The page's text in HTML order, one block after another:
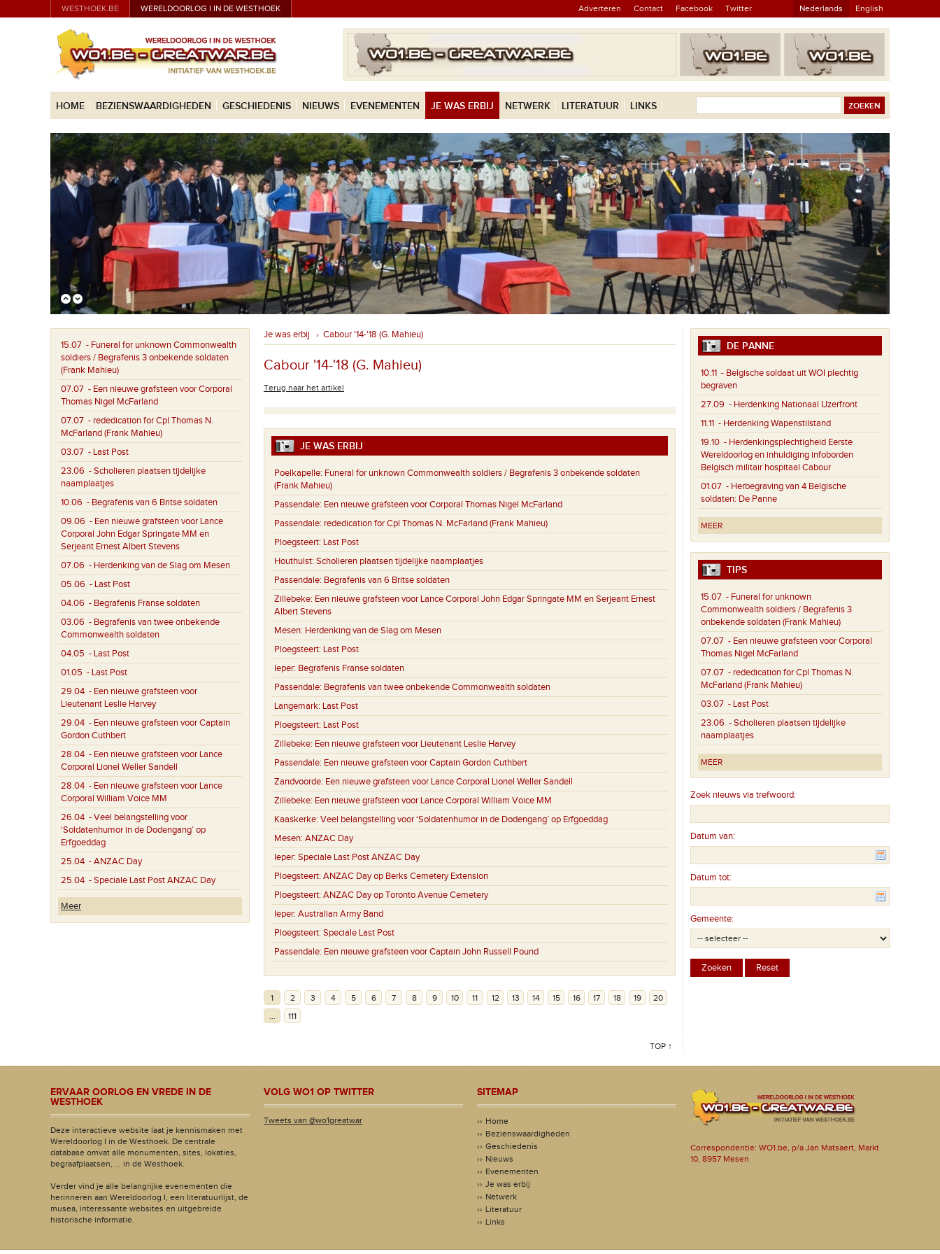
WESTHOEK.BE WERELDOORLOG I IN DE WESTHOEK Adverteren Contact Facebook Twitter Nederlands English
HOME BEZIENSWAARDIGHEDEN GESCHIEDENIS NIEUWS EVENEMENTEN JE WAS ERBIJ NETWERK LITERATUUR LINKS
15.07 - Funeral for unknown Commonwealth
soldiers / Begrafenis 3 onbekende soldaten
(Frank Mahieu)
07.07 - Een nieuwe grafsteen voor Corporal
Thomas Nigel McFarland
07.07 - rededication for Cpl Thomas N.
McFarland (Frank Mahieu)
03.07 - Last Post
23.06 - Scholieren plaatsen tijdelijke
naamplaatjes
10.06 - Begrafenis van 6 Britse soldaten
09.06 - Een nieuwe grafsteen voor Lance
Corporal John Edgar Springate MM en
Serjeant Ernest Albert Stevens
07.06 - Herdenking van de Slag om Mesen
05.06 - Last Post
04.06 - Begrafenis Franse soldaten
03.06 - Begrafenis van twee onbekende
Commonwealth soldaten
04.05 - Last Post
01.05 - Last Post
29.04 - Een nieuwe grafsteen voor
Lieutenant Leslie Harvey
29.04 - Een nieuwe grafsteen voor Captain
Gordon Cuthbert
28.04 - Een nieuwe grafsteen voor Lance
Corporal Lionel Weller Sandell
28.04 - Een nieuwe grafsteen voor Lance
Corporal William Voice MM
26.04 - Veel belangstelling voor
‘Soldatenhumor in de Dodengang’ op
Erfgoeddag
25.04 - ANZAC Day
25.04 - Speciale Last Post ANZAC Day
Meer
Je was erbij › Cabour '14-'18 (G. Mahieu)
Cabour '14-'18 (G. Mahieu)
Terug naar het artikel
JE WAS ERBIJ
Poelkapelle: Funeral for unknown Commonwealth soldiers / Begrafenis 3 onbekende soldaten
(Frank Mahieu)
Passendale: Een nieuwe grafsteen voor Corporal Thomas Nigel McFarland
Passendale: rededication for Cpl Thomas N. McFarland (Frank Mahieu)
Ploegsteert: Last Post
Houthulst: Scholieren plaatsen tijdelijke naamplaatjes
Passendale: Begrafenis van 6 Britse soldaten
Zillebeke: Een nieuwe grafsteen voor Lance Corporal John Edgar Springate MM en Serjeant Ernest
Albert Stevens
Mesen: Herdenking van de Slag om Mesen
Ploegsteert: Last Post
Ieper: Begrafenis Franse soldaten
Passendale: Begrafenis van twee onbekende Commonwealth soldaten
Langemark: Last Post
Ploegsteert: Last Post
Zillebeke: Een nieuwe grafsteen voor Lieutenant Leslie Harvey
Passendale: Een nieuwe grafsteen voor Captain Gordon Cuthbert
Zandvoorde: Een nieuwe grafsteen voor Lance Corporal Lionel Weller Sandell
Zillebeke: Een nieuwe grafsteen voor Lance Corporal William Voice MM
Kaaskerke: Veel belangstelling voor ‘Soldatenhumor in de Dodengang’ op Erfgoeddag
Mesen: ANZAC Day
Ieper: Speciale Last Post ANZAC Day
Ploegsteert: ANZAC Day op Berks Cemetery Extension
Ploegsteert: ANZAC Day op Toronto Avenue Cemetery
Ieper: Australian Army Band
Ploegsteert: Speciale Last Post
Passendale: Een nieuwe grafsteen voor Captain John Russell Pound
1 2 3 4 5 6 7 8 9 10 11 12 13 14 15 16 17 18 19
20
...
111
TOP ↑
DE PANNE
10.11 - Belgische soldaat uit WOI plechtig
begraven
27.09 - Herdenking Nationaal IJzerfront
11.11 - Herdenking Wapenstilstand
19.10 - Herdenkingsplechtigheid Eerste
Wereldoorlog en inhuldiging infoborden
Belgisch militair hospitaal Cabour
01.07 - Herbegraving van 4 Belgische
soldaten: De Panne
MEER
TIPS
15.07 - Funeral for unknown
Commonwealth soldiers / Begrafenis 3
onbekende soldaten (Frank Mahieu)
07.07 - Een nieuwe grafsteen voor Corporal
Thomas Nigel McFarland
07.07 - rededication for Cpl Thomas N.
McFarland (Frank Mahieu)
03.07 - Last Post
23.06 - Scholieren plaatsen tijdelijke
naamplaatjes
MEER
Zoek nieuws via trefwoord:
Datum van:
Datum tot:
Gemeente:
ERVAAR OORLOG EN VREDE IN DE
WESTHOEK
Deze interactieve website laat je kennismaken met
Wereldoorlog I in de Westhoek. De centrale
database omvat alle monumenten, sites, lokaties,
begraafplaatsen, ... in de Westhoek.
Verder vind je alle belangrijke evenementen die
herinneren aan Wereldoorlog I, een literatuurlijst, de
musea, interessante websites en uitgebreide
historische informatie.
VOLG WO1 OP TWITTER
Tweets van @wo1greatwar
SITEMAP
Home
Bezienswaardigheden
Geschiedenis
Nieuws
Evenementen
Je was erbij
Netwerk
Literatuur
Links
Correspondentie: WO1.be, p/a Jan Matsaert, Markt
10, 8957 Mesen